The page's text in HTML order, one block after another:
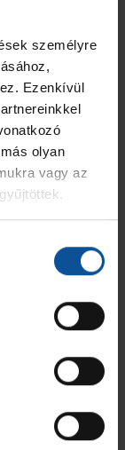
személyre
Ezenkívül
olyan
vagy az
0